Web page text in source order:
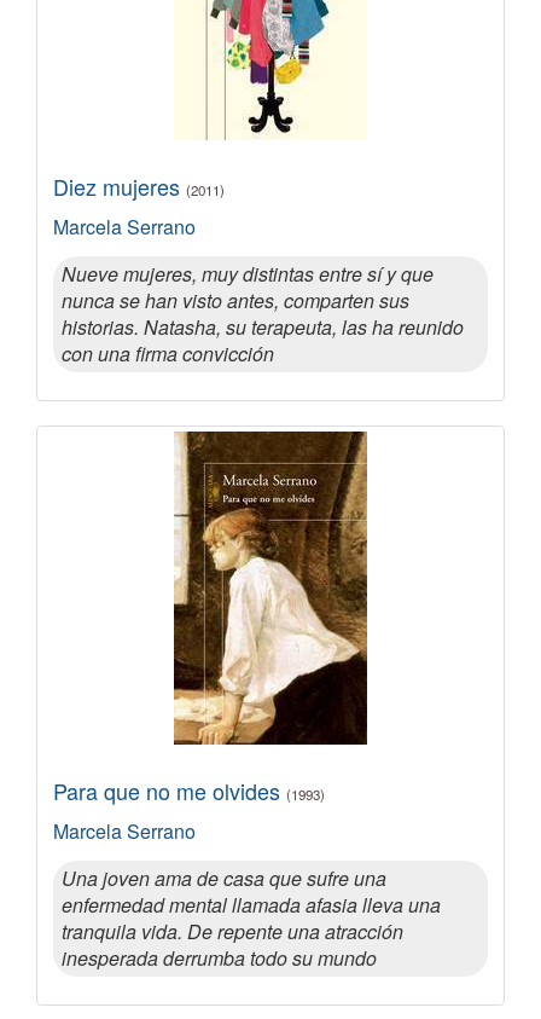
Diez mujeres (2011)
Marcela Serrano
Nueve mujeres, muy distintas entre sí y que
nunca se han visto antes, comparten sus
historias. Natasha, su terapeuta, las ha reunido
con una firma convicción
Para que no me olvides (1993)
Marcela Serrano
Una joven ama de casa que sufre una
enfermedad mental llamada afasia lleva una
tranquila vida. De repente una atracción
inesperada derrumba todo su mundo